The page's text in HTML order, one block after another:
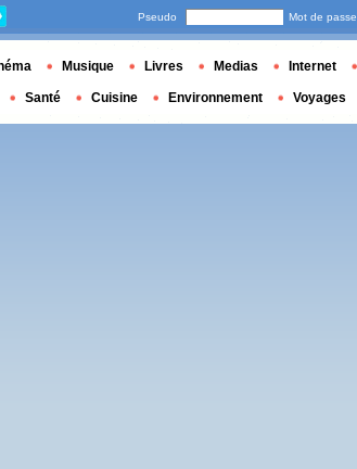
Pseudo Mot de passe
Musique Livres Medias Internet
Santé Cuisine Environnement Voyages